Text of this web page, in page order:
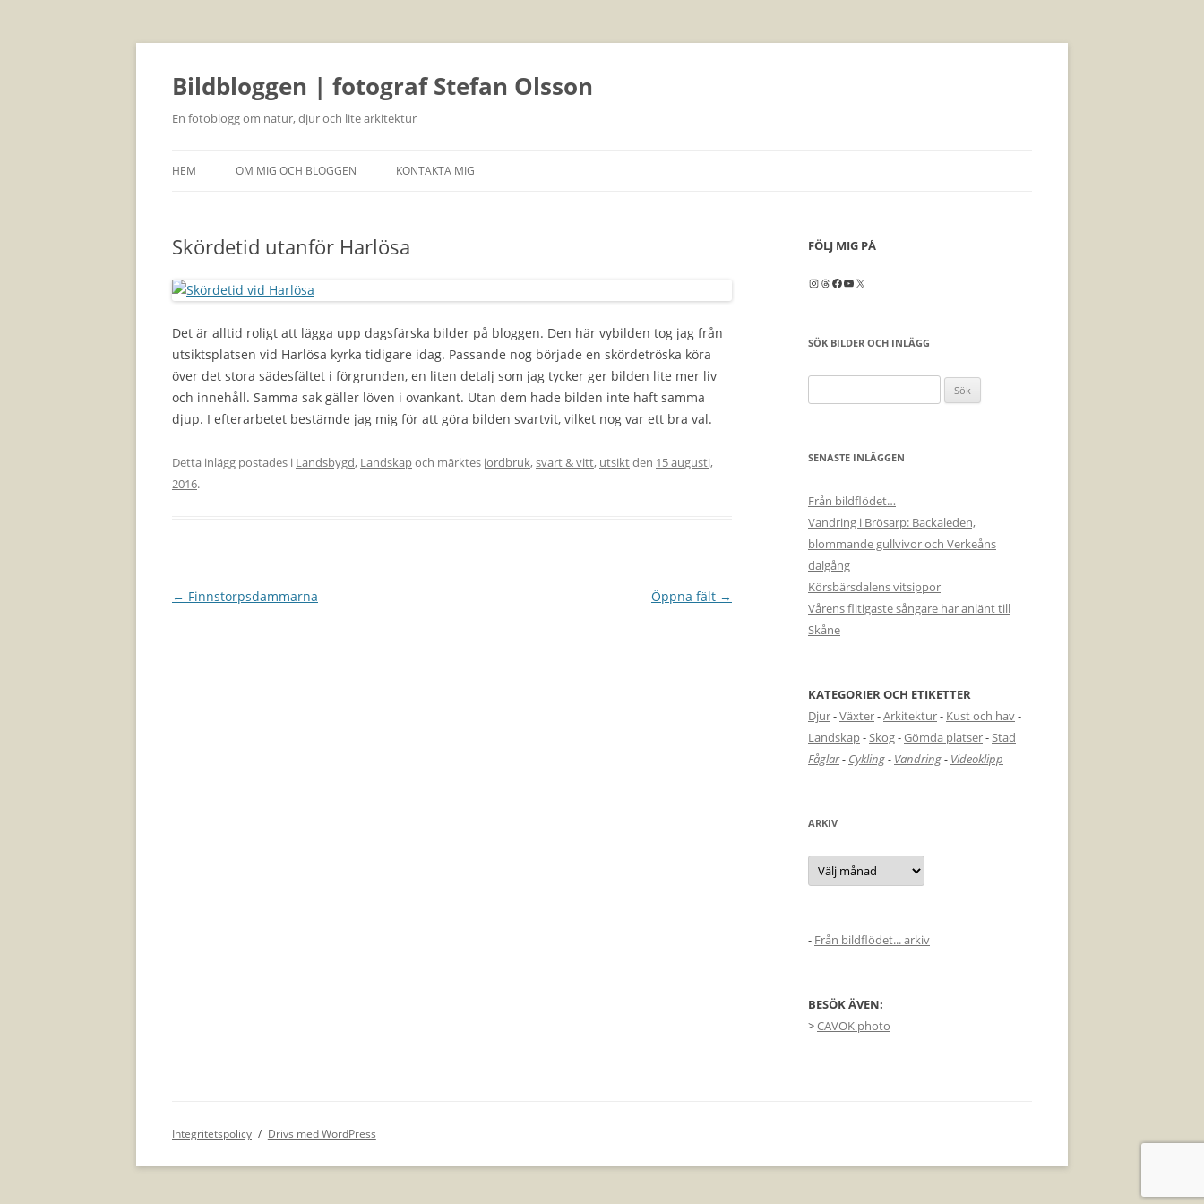
Bildbloggen | fotograf Stefan Olsson
En fotoblogg om natur, djur och lite arkitektur
HEM OM MIG OCH BLOGGEN KONTAKTA MIG
Skördetid utanför Harlösa
Det är alltid roligt att lägga upp dagsfärska bilder på bloggen. Den här vybilden tog jag från
utsiktsplatsen vid Harlösa kyrka tidigare idag. Passande nog började en skördetröska köra
över det stora sädesfältet i förgrunden, en liten detalj som jag tycker ger bilden lite mer liv
och innehåll. Samma sak gäller löven i ovankant. Utan dem hade bilden inte haft samma
djup. I efterarbetet bestämde jag mig för att göra bilden svartvit, vilket nog var ett bra val.
Detta inlägg postades i Landsbygd, Landskapoch märktes jordbruk,svart & vitt, utsiktden 15 augusti,
2016.
Inläggsnavigering
← Finnstorpsdammarna Öppna fält →
FÖLJ MIG PÅ
Instagram
Threads
Facebook
YouTube
X
SÖK BILDER OCH INLÄGG
efter:
SENASTE INLÄGGEN
Från bildflödet…
Vandring i Brösarp: Backaleden,
blommande gullvivor och Verkeåns
dalgång
Körsbärsdalens vitsippor
Vårens flitigaste sångare har anlänt till
Skåne
KATEGORIER OCH ETIKETTER
Djur-Växter-Arkitektur- Kust och hav-
Landskap-Skog-Gömda platser-Stad
Fåglar- Cykling- Vandring- Videoklipp
ARKIV
Arkiv
- Från bildflödet... arkiv
BESÖK ÄVEN:
>CAVOK photo
Integritetspolicy Drivs med WordPress